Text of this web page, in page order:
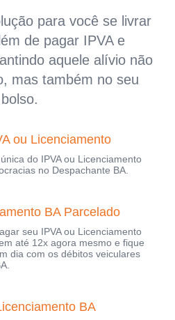
para você se livrar
de pagar IPVA e
aquele alívio não
mas também no seu
bolso.
ou Licenciamento
do IPVA ou Licenciamento
no Despachante BA.
BA Parcelado
seu IPVA ou Licenciamento
até 12x agora mesmo e fique
dia com os débitos veiculares
BA